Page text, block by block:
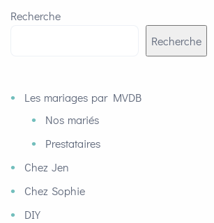
Recherche
Recherche
Les mariages par MVDB
Nos mariés
Prestataires
Chez Jen
Chez Sophie
DIY